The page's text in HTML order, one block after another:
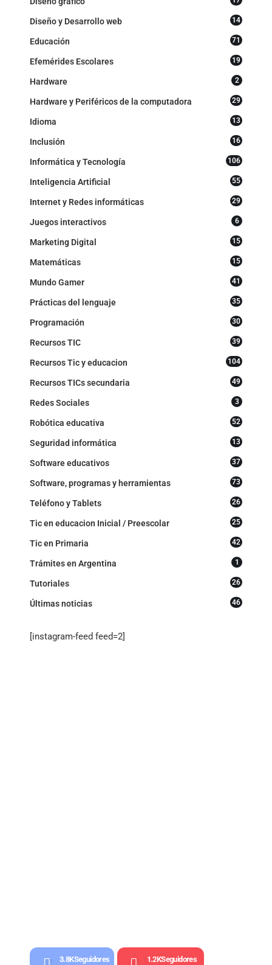
Diseño y Desarrollo web 14
Educación 71
Efemérides Escolares 19
Hardware 2
Hardware y Periféricos de la computadora 29
Idioma 13
Inclusión 16
Informática y Tecnología 106
Inteligencia Artificial 55
Internet y Redes informáticas 29
Juegos interactivos 6
Marketing Digital 15
Matemáticas 15
Mundo Gamer 41
Prácticas del lenguaje 35
Programación 30
Recursos TIC 39
Recursos Tic y educacion 104
Recursos TICs secundaria 49
Redes Sociales 3
Robótica educativa 52
Seguridad informática 13
Software educativos 37
Software, programas y herramientas 73
Teléfono y Tablets 26
Tic en educacion Inicial / Preescolar 25
Tic en Primaria 42
Trámites en Argentina 1
Tutoriales 26
Últimas noticias 46
[instagram-feed feed=2]
3.8KSeguidores
1.2KSeguidores